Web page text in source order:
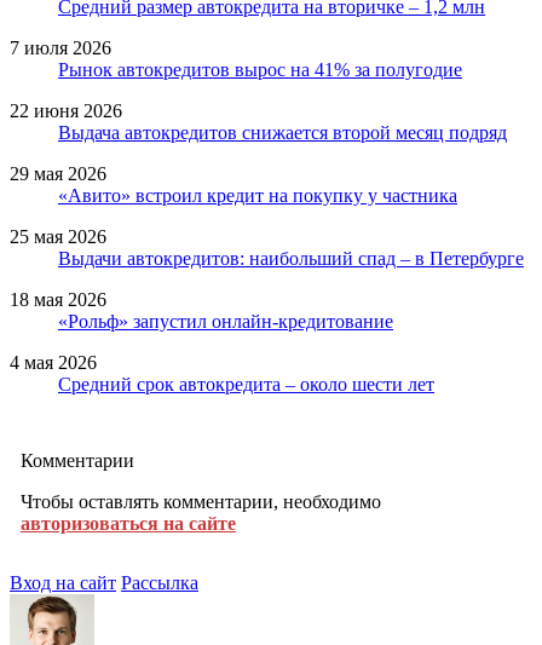
Средний размер автокредита на вторичке – 1,2 млн
7 июля 2026
Рынок автокредитов вырос на 41% за полугодие
22 июня 2026
Выдача автокредитов снижается второй месяц подряд
29 мая 2026
«Авито» встроил кредит на покупку у частника
25 мая 2026
Выдачи автокредитов: наибольший спад – в Петербурге
18 мая 2026
«Рольф» запустил онлайн-кредитование
4 мая 2026
Средний срок автокредита – около шести лет
Комментарии
Чтобы оставлять комментарии, необходимо
авторизоваться на сайте
Вход на сайт Рассылка